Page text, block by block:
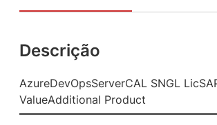
Descrição
AzureDevOpsServerCAL SNGL
ValueAdditional Product